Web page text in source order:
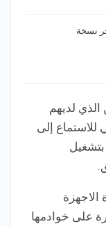
نسخة
لديهم
للاستماع إلى
على خوادمها